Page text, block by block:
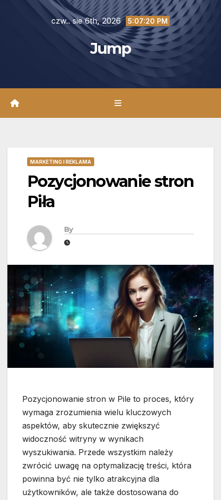
czw.. sie 6th, 2026 5:07:21 PM
Jump
MARKETING I REKLAMA
Pozycjonowanie stron
Piła
By
Pozycjonowanie stron w Pile to proces, który
wymaga zrozumienia wielu kluczowych
aspektów, aby skutecznie zwiększyć
widoczność witryny w wynikach
wyszukiwania. Przede wszystkim należy
zwrócić uwagę na optymalizację treści, która
powinna być nie tylko atrakcyjna dla
użytkowników, ale także dostosowana do